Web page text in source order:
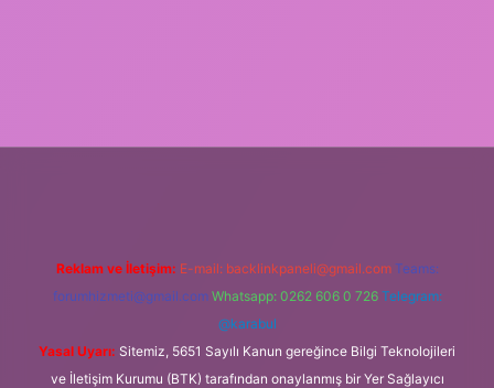
Reklam ve İletişim: E-mail: backlinkpaneli@gmail.com Teams:
forumhizmeti@gmail.com Whatsapp: 0262 606 0 726 Telegram:
@karabul
Yasal Uyarı: Sitemiz, 5651 Sayılı Kanun gereğince Bilgi Teknolojileri
ve İletişim Kurumu (BTK) tarafından onaylanmış bir Yer Sağlayıcı